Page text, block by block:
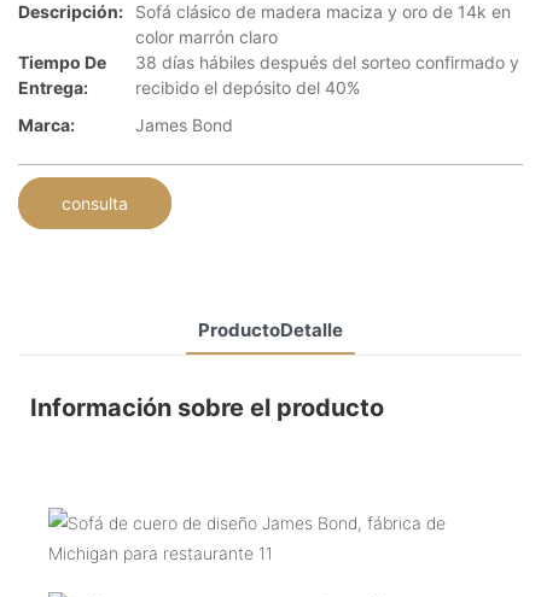
Descripción:
Sofá clásico de madera maciza y oro de 14k en
color marrón claro
Tiempo De
Entrega:
38 días hábiles después del sorteo confirmado y
recibido el depósito del 40%
Marca:
James Bond
consulta
ProductoDetalle
Información sobre el producto